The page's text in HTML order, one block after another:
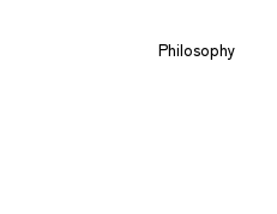
Philosophy